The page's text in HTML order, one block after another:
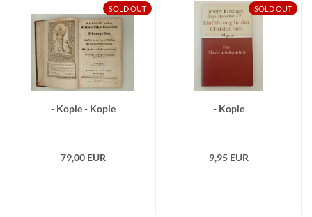
SOLD OUT
- Kopie - Kopie
79,00 EUR
SOLD OUT
- Kopie
9,95 EUR